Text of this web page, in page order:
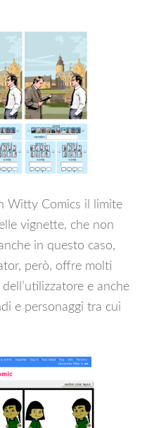
Witty Comics il limite
vignette, che non
in questo caso,
però, offre molti
e anche
e personaggi tra cui